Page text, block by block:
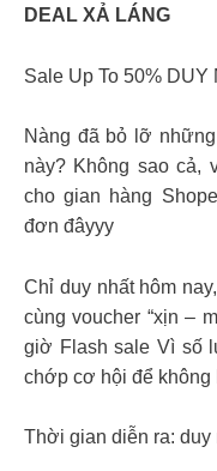
DEAL XẢ LÁNG
Sale Up To 50% DUY
Nàng đã bỏ lỡ
này? Không sao cả,
cho gian hàng
đơn đâyyy
Chỉ duy nhất hôm
cùng voucher “xịn –
giờ Flash sale Vì số
chớp cơ hội để không
Thời gian diễn ra: duy